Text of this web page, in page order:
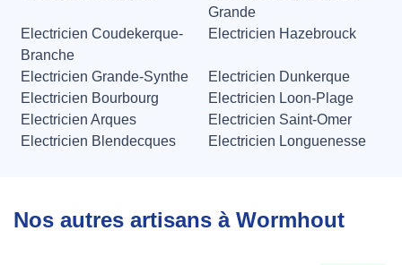
Grande
Electricien Coudekerque-
Branche
Electricien Hazebrouck
Electricien Grande-Synthe
Electricien Dunkerque
Electricien Bourbourg
Electricien Loon-Plage
Electricien Arques
Electricien Saint-Omer
Electricien Blendecques
Electricien Longuenesse
Nos autres artisans à Wormhout